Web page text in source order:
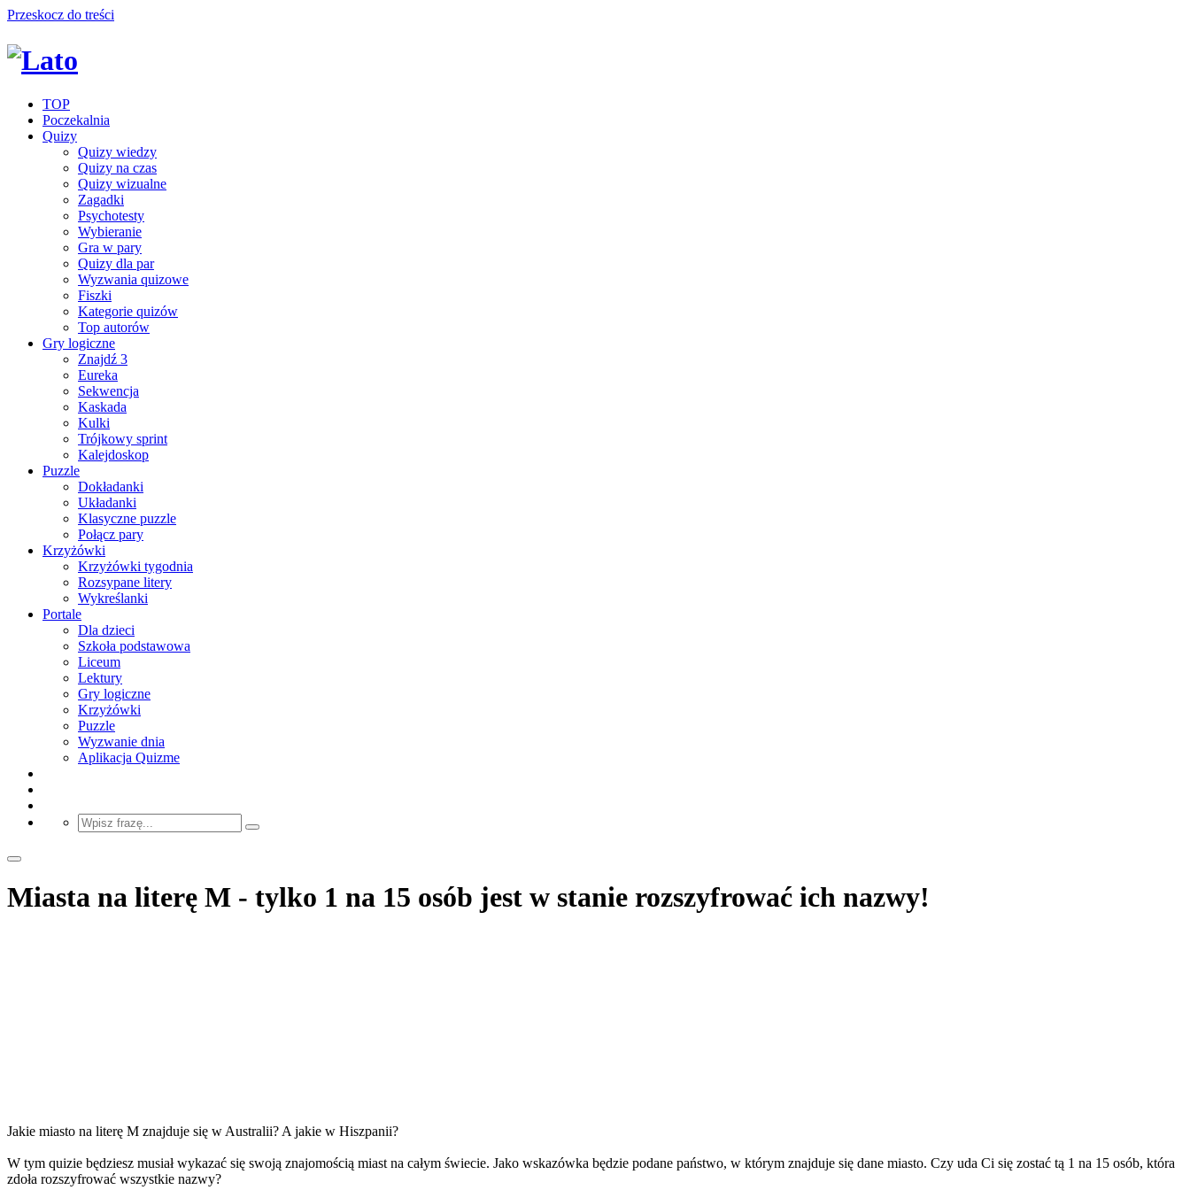
Przeskocz do treści
TOP
Poczekalnia
Quizy
Quizy wiedzy
Quizy na czas
Quizy wizualne
Zagadki
Psychotesty
Wybieranie
Gra w pary
Quizy dla par
Wyzwania quizowe
Fiszki
Kategorie quizów
Top autorów
Gry logiczne
Znajdź 3
Eureka
Sekwencja
Kaskada
Kulki
Trójkowy sprint
Kalejdoskop
Puzzle
Dokładanki
Układanki
Klasyczne puzzle
Połącz pary
Krzyżówki
Krzyżówki tygodnia
Rozsypane litery
Wykreślanki
Portale
Dla dzieci
Szkoła podstawowa
Liceum
Lektury
Gry logiczne
Krzyżówki
Puzzle
Wyzwanie dnia
Aplikacja Quizme
Miasta na literę M - tylko 1 na 15 osób jest w stanie rozszyfrować ich nazwy!
Jakie miasto na literę M znajduje się w Australii? A jakie w Hiszpanii?
W tym quizie będziesz musiał wykazać się swoją znajomością miast na całym świecie. Jako wskazówka będzie podane państwo, w którym znajduje się dane miasto. Czy uda Ci się zostać tą 1 na 15 osób, która
zdoła rozszyfrować wszystkie nazwy?